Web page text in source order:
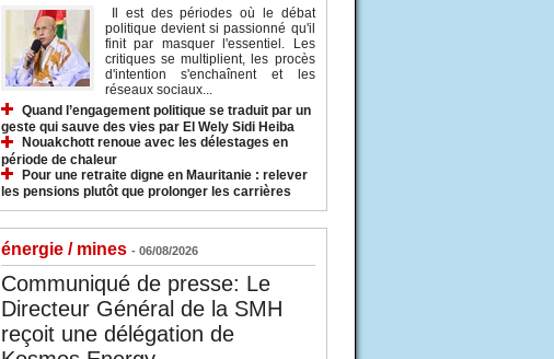
Il est des périodes où le débat
politique devient si passionné qu'il
finit par masquer l'essentiel. Les
critiques se multiplient, les procès
d'intention s'enchaînent et les
réseaux sociaux...
Quand l’engagement politique se traduit par un
geste qui sauve des vies par El Wely Sidi Heiba
Nouakchott renoue avec les délestages en
période de chaleur
Pour une retraite digne en Mauritanie : relever
les pensions plutôt que prolonger les carrières
énergie / mines - 06/08/2026
Communiqué de presse: Le
Directeur Général de la SMH
reçoit une délégation de